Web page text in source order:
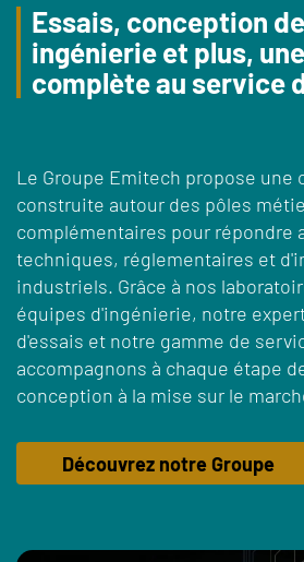
Essais, conception
ingénierie et plus,
complète au service
Le Groupe Emitech propose une
construite autour des pôles
complémentaires pour répondre
techniques, réglementaires et
industriels. Grâce à nos
équipes d'ingénierie, notre
d'essais et notre gamme de
accompagnons à chaque étape
conception à la mise sur le
Découvrez notre Groupe